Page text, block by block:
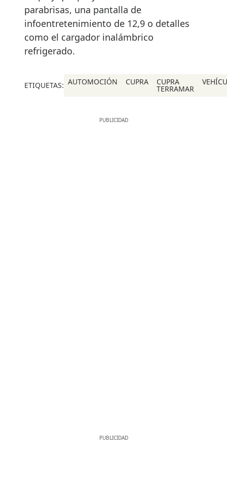
parabrisas, una pantalla de
infoentretenimiento de 12,9 o detalles
como el cargador inalámbrico
refrigerado.
ETIQUETAS: AUTOMOCIÓN CUPRA CUPRA
TERRAMAR